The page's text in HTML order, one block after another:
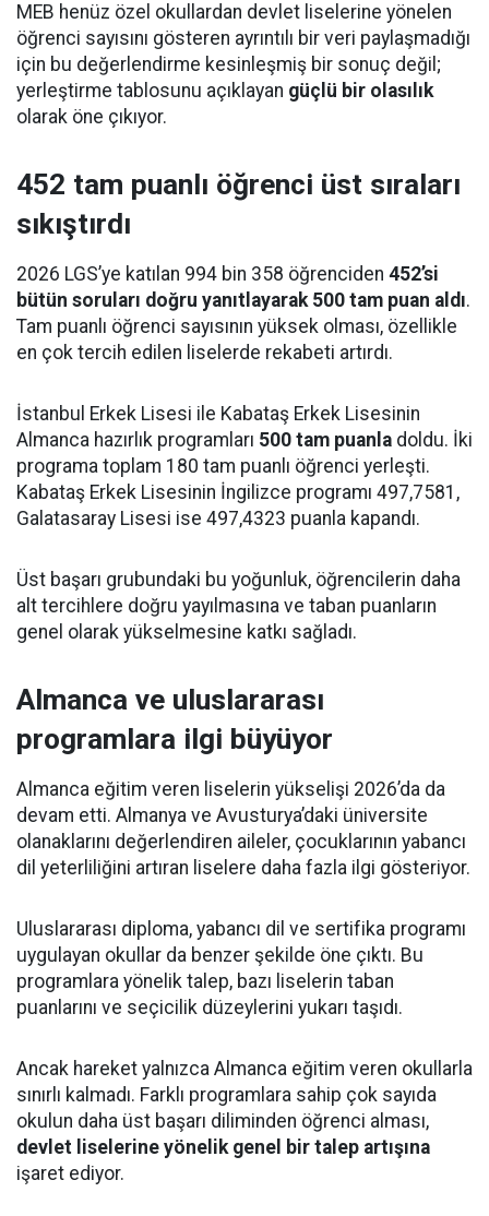
MEB henüz özel okullardan devlet liselerine yönelen
öğrenci sayısını gösteren ayrıntılı bir veri paylaşmadığı
için bu değerlendirme kesinleşmiş bir sonuç değil;
yerleştirme tablosunu açıklayan güçlü bir olasılık
olarak öne çıkıyor.
452 tam puanlı öğrenci üst sıraları
sıkıştırdı
2026 LGS’ye katılan 994 bin 358 öğrenciden 452’si
bütün soruları doğru yanıtlayarak 500 tam puan aldı.
Tam puanlı öğrenci sayısının yüksek olması, özellikle
en çok tercih edilen liselerde rekabeti artırdı.
İstanbul Erkek Lisesi ile Kabataş Erkek Lisesinin
Almanca hazırlık programları 500 tam puanla doldu. İki
programa toplam 180 tam puanlı öğrenci yerleşti.
Kabataş Erkek Lisesinin İngilizce programı 497,7581,
Galatasaray Lisesi ise 497,4323 puanla kapandı.
Üst başarı grubundaki bu yoğunluk, öğrencilerin daha
alt tercihlere doğru yayılmasına ve taban puanların
genel olarak yükselmesine katkı sağladı.
Almanca ve uluslararası
programlara ilgi büyüyor
Almanca eğitim veren liselerin yükselişi 2026’da da
devam etti. Almanya ve Avusturya’daki üniversite
olanaklarını değerlendiren aileler, çocuklarının yabancı
dil yeterliliğini artıran liselere daha fazla ilgi gösteriyor.
Uluslararası diploma, yabancı dil ve sertifika programı
uygulayan okullar da benzer şekilde öne çıktı. Bu
programlara yönelik talep, bazı liselerin taban
puanlarını ve seçicilik düzeylerini yukarı taşıdı.
Ancak hareket yalnızca Almanca eğitim veren okullarla
sınırlı kalmadı. Farklı programlara sahip çok sayıda
okulun daha üst başarı diliminden öğrenci alması,
devlet liselerine yönelik genel bir talep artışına
işaret ediyor.